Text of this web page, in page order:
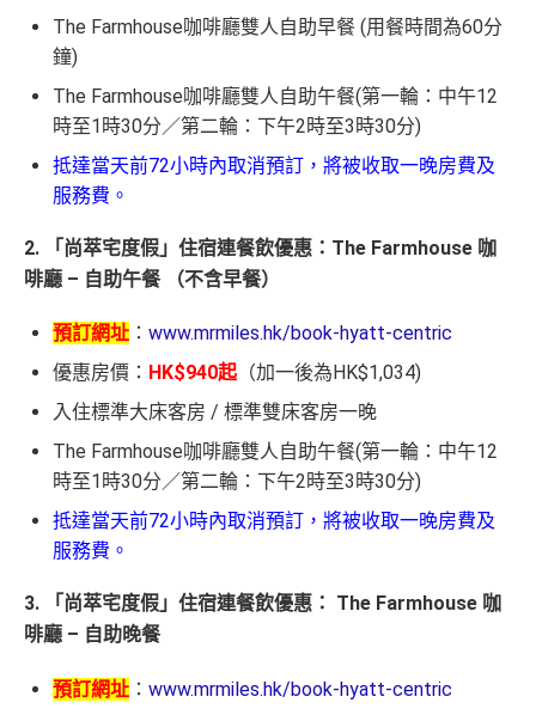
The Farmhouse咖啡廳雙人自助早餐 (用餐時間為60分
鐘)
The Farmhouse咖啡廳雙人自助午餐(第一輪：中午12
時至1時30分／第二輪：下午2時至3時30分)
抵達當天前72小時內取消預訂，將被收取一晚房費及
服務費。
2. 「尚萃宅度假」住宿連餐飲優惠：The Farmhouse 咖
啡廳 – 自助午餐 （不含早餐）
預訂網址 ： www.mrmiles.hk/book-hyatt-centric
優惠房價： HK$940起（加一後為HK$1,034)
入住標準大床客房 / 標準雙床客房一晚
The Farmhouse咖啡廳雙人自助午餐(第一輪：中午12
時至1時30分／第二輪：下午2時至3時30分)
抵達當天前72小時內取消預訂，將被收取一晚房費及
服務費。
3. 「尚萃宅度假」住宿連餐飲優惠： The Farmhouse 咖
啡廳 – 自助晚餐
預訂網址 ： www.mrmiles.hk/book-hyatt-centric